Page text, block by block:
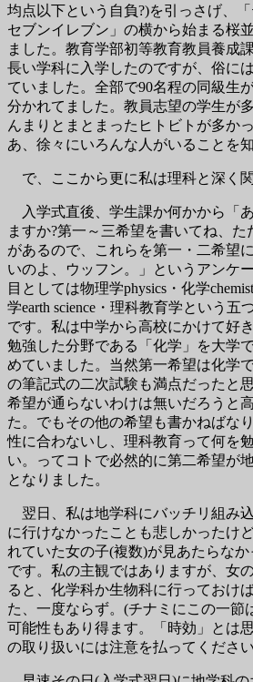
均点以下という自負?)を引っさげ、
セブンイレブン」の横から始まる桜
ました。教育学部初等教育教員養成
長い学科に入学したのですが、俗に
ていました。全部で90名程の同級生
分かれてました。教員志望の学生が
んまりとまとまったヒトビトが多か
あ、徐々にいろんな人がいることを
で、ここから更に私は理科と深く関
入学式直後、学生課か何かから「
ますか?第一～三希望を書いてね、
があるので、これらを第一・二希望
いのよ、ウッフン。」というアンケ
目としては物理学physics・化学
学earth science・理科教育学という五
です。私は中学から高校にかけて好
勉強した分野である「化学」を大学
めていました。当然第一希望は化学
の筆記式の二次試験も満点だったと
希望が通らないわけは無いだろうと
た。でもその他の希望も書かねばな
性に合わないし、理科教育って何を
い。ってコトで必然的に第二希望が
となりました。
翌日、私は地学科にバッチリ組み
に行けなかったことも悲しかったけ
れていた女の子(複数)が見あたらな
です。私の主観ではありますが、女
ると、化学科か生物科に行っておけ
た、一度ならず。(チナミにこの一節
可能性もあり得ます。「時効」とは
の取り扱いには注意を払ってくださ